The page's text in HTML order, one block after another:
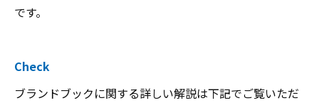
です。
Check
ブランドブックに関する詳しい解説は下記でご覧いただ